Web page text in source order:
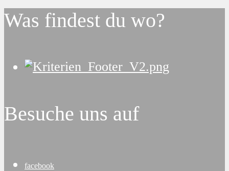
Was findest du wo?
Besuche uns auf
facebook